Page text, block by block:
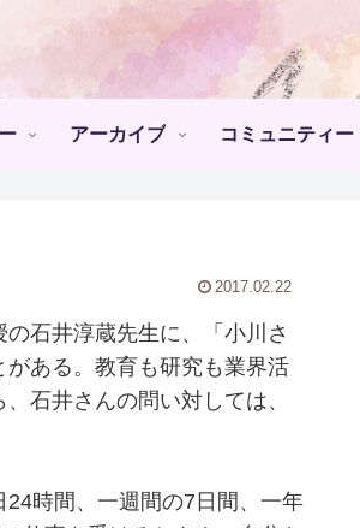
アーカイブ コミュニティー
2017.02.22
石井淳蔵先生に、「小川さ
ある。教育も研究も業界活
石井さんの問い対しては、
時間、一週間の7日間、一年